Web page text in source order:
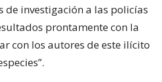
de investigación a las policías
prontamente con la
con los autores de este ilícito